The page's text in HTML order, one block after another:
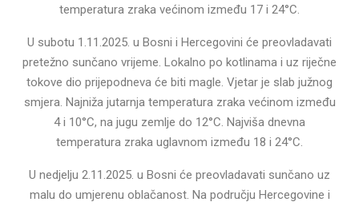
temperatura zraka većinom između 17 i 24°C.
U subotu 1.11.2025. u Bosni i Hercegovini će preovladavati
pretežno sunčano vrijeme. Lokalno po kotlinama i uz riječne
tokove dio prijepodneva će biti magle. Vjetar je slab južnog
smjera. Najniža jutarnja temperatura zraka većinom između
4 i 10°C, na jugu zemlje do 12°C. Najviša dnevna
temperatura zraka uglavnom između 18 i 24°C.
U nedjelju 2.11.2025. u Bosni će preovladavati sunčano uz
malu do umjerenu oblačanost. Na području Hercegovine i